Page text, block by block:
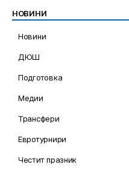
НОВИНИ
Новини
ДЮШ
Подготовка
Медии
Трансфери
Евротурнири
Честит празник